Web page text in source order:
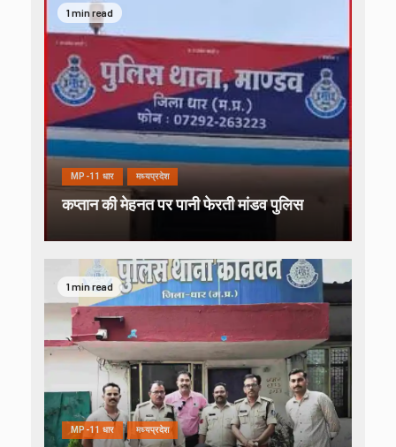
1 min read
MP-11 धार मध्यप्रदेश
कप्तान की मेहनत पर पानी फेरती मांडव पुलिस
1 min read
MP-11 धार मध्यप्रदेश